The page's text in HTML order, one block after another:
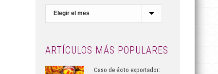
Archivo
del
ARTÍCULOS MÁS POPULARES
Caso de éxito exportador: